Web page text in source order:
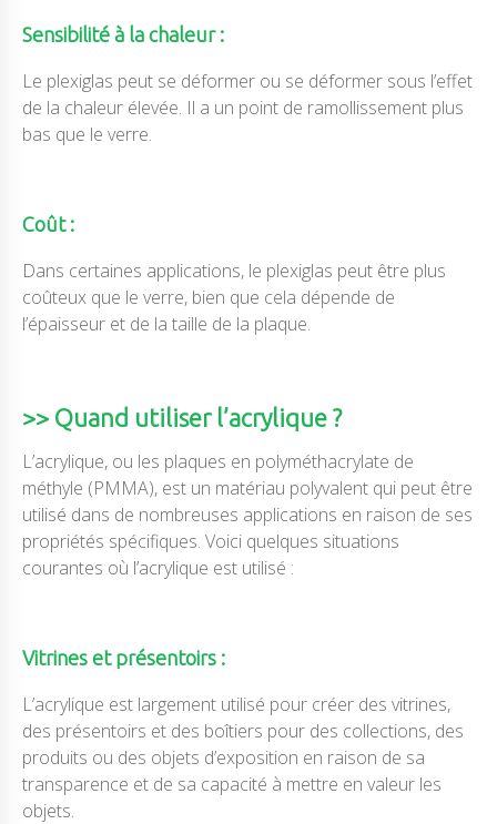
Sensibilité à la chaleur :
Le plexiglas peut se déformer ou se déformer sous l’effet
de la chaleur élevée. Il a un point de ramollissement plus
bas que le verre.
Coût :
Dans certaines applications, le plexiglas peut être plus
coûteux que le verre, bien que cela dépende de
l’épaisseur et de la taille de la plaque.
>> Quand utiliser l’acrylique ?
L’acrylique, ou les plaques en polyméthacrylate de
méthyle (PMMA), est un matériau polyvalent qui peut être
utilisé dans de nombreuses applications en raison de ses
propriétés spécifiques. Voici quelques situations
courantes où l’acrylique est utilisé :
Vitrines et présentoirs :
L’acrylique est largement utilisé pour créer des vitrines,
des présentoirs et des boîtiers pour des collections, des
produits ou des objets d’exposition en raison de sa
transparence et de sa capacité à mettre en valeur les
objets.